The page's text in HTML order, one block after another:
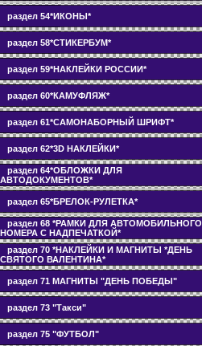
раздел 54*ИКОНЫ*
раздел 58*СТИКЕРБУМ*
раздел 59*НАКЛЕЙКИ РОССИИ*
раздел 60*КАМУФЛЯЖ*
раздел 61*САМОНАБОРНЫЙ ШРИФТ*
раздел 62*3D НАКЛЕЙКИ*
раздел 64*ОБЛОЖКИ ДЛЯ
АВТОДОКУМЕНТОВ*
раздел 65*БРЕЛОК-РУЛЕТКА*
раздел 68 *РАМКИ ДЛЯ АВТОМОБИЛЬНОГО
НОМЕРА С НАДПЕЧАТКОЙ*
раздел 70 *НАКЛЕЙКИ И МАГНИТЫ *ДЕНЬ
СВЯТОГО ВАЛЕНТИНА*
раздел 71 МАГНИТЫ "ДЕНЬ ПОБЕДЫ"
раздел 73 "Такси"
раздел 75 "ФУТБОЛ"